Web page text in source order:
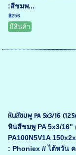
:สีชมพ...
฿256
มีสินค้า
หินสีชมพู PA 5x3/16
หินสีชมพู PA 5x3/16"
PA100N5V1A
: Phoniex // ไต้หวัน